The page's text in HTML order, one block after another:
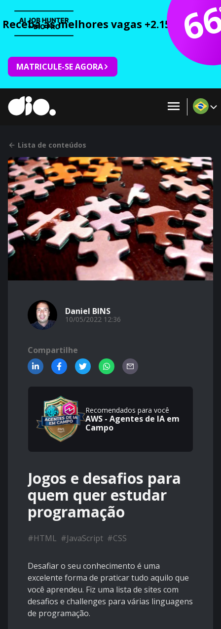
Receba as melhores vagas +2.150 cursos
MATRICULE-SE AGORA
Lista de conteúdos
Daniel BINS
10/05/2022 12:36
Compartilhe
Recomendados para você
AWS - Agentes de IA em
Campo
Jogos e desafios para
quem quer estudar
programação
#HTML #JavaScript #CSS
Desafiar o seu conhecimento é uma
excelente forma de praticar tudo aquilo que
você aprendeu. Fiz uma lista de sites com
desafios e challenges para várias linguagens
de programação.